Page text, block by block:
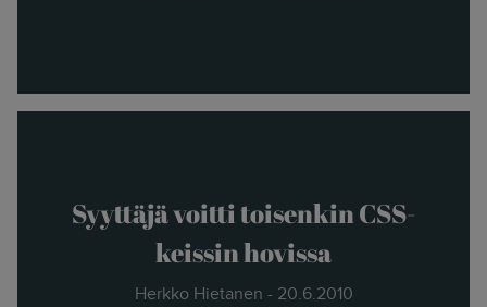
Syyttäjä voitti toisenkin CSS-
keissin hovissa
Herkko Hietanen - 20.6.2010
the new."